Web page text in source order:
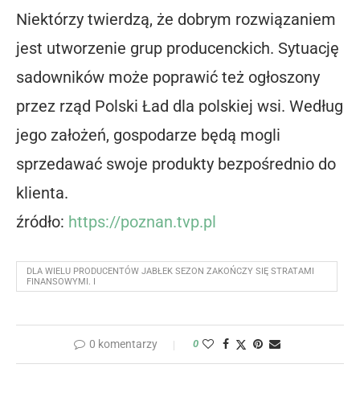
Niektórzy twierdzą, że dobrym rozwiązaniem
jest utworzenie grup producenckich. Sytuację
sadowników może poprawić też ogłoszony
przez rząd Polski Ład dla polskiej wsi. Według
jego założeń, gospodarze będą mogli
sprzedawać swoje produkty bezpośrednio do
klienta.
źródło: https://poznan.tvp.pl
DLA WIELU PRODUCENTÓW JABŁEK SEZON ZAKOŃCZY SIĘ STRATAMI
FINANSOWYMI. I
0 komentarzy 0